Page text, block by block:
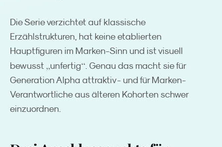
Die Serie verzichtet auf klassische
Erzählstrukturen, hat keine etablierten
Hauptfiguren im Marken-Sinn und ist visuell
bewusst „unfertig“. Genau das macht sie für
Generation Alpha attraktiv - und für Marken-
Verantwortliche aus älteren Kohorten schwer
einzuordnen.